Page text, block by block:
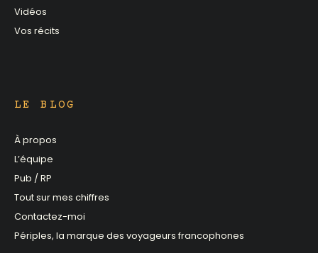
Vidéos
Vos récits
LE BLOG
À propos
L’équipe
Pub / RP
Tout sur mes chiffres
Contactez-moi
Périples, la marque des voyageurs francophones